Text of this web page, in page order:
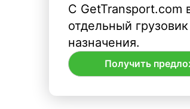
С GetTransport.com
отдельный
назначения.
Получить